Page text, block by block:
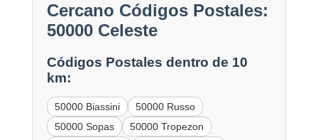
Cercano Códigos Postales:
50000 Celeste
Códigos Postales dentro de 10
km:
50000 Biassini
50000 Russo
50000 Sopas
50000 Tropezon